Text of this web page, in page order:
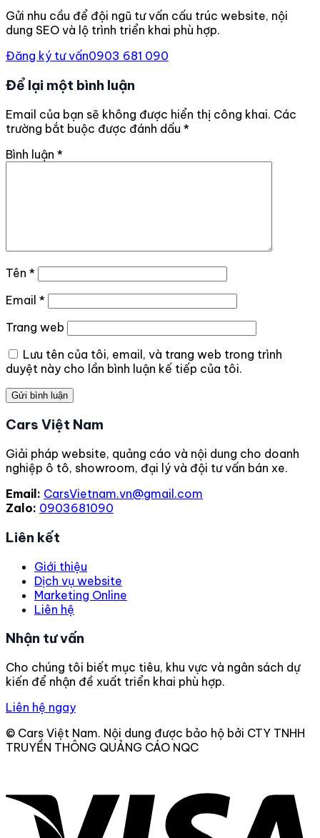
Gửi nhu cầu để đội ngũ tư vấn cấu trúc website, nội
dung SEO và lộ trình triển khai phù hợp.
Đăng ký tư vấn0903 681 090
Để lại một bình luận
Email của bạn sẽ không được hiển thị công khai. Các
trường bắt buộc được đánh dấu *
Bình luận *
Tên *
Email *
Trang web
Lưu tên của tôi, email, và trang web trong trình
duyệt này cho lần bình luận kế tiếp của tôi.
Cars Việt Nam
Giải pháp website, quảng cáo và nội dung cho doanh
nghiệp ô tô, showroom, đại lý và đội tư vấn bán xe.
Email: CarsVietnam.vn@gmail.com
Zalo: 0903681090
Liên kết
Giới thiệu
Dịch vụ website
Marketing Online
Liên hệ
Nhận tư vấn
Cho chúng tôi biết mục tiêu, khu vực và ngân sách dự
kiến để nhận đề xuất triển khai phù hợp.
Liên hệ ngay
© Cars Việt Nam. Nội dung được bảo hộ bởi CTY TNHH
TRUYỀN THÔNG QUẢNG CÁO NQC